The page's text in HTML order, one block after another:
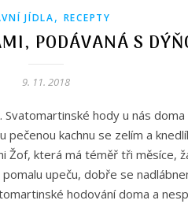
JÍDLA, RECEPTY
PODÁVANÁ S
9. 11. 2018
hody u nás
pečenou kachnu se zelím a
Žof, která má téměř tři měsíce,
upeču, dobře se
hodování doma a